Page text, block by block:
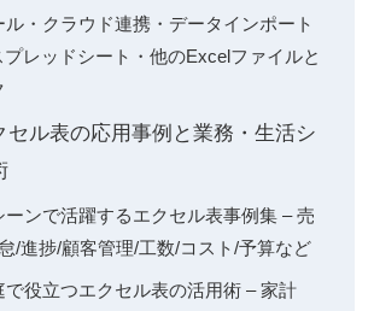
ル・クラウド連携・データインポート
プレッドシート・他のExcelファイルと
セル表の応用事例と業務・生活シ
ーンで活躍するエクセル表事例集 – 売
怠/進捗/顧客管理/工数/コスト/予算など
で役立つエクセル表の活用術 – 家計